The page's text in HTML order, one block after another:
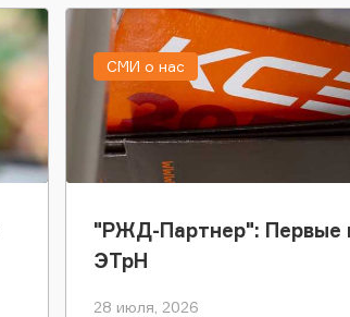
"РЖД-Партнер": Первые
ЭТрН
28 июля, 2026
СМИ о нас